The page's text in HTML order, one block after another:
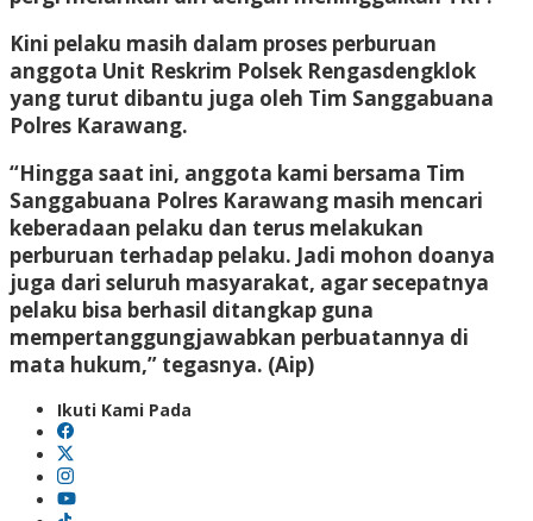
Kini pelaku masih dalam proses perburuan
anggota Unit Reskrim Polsek Rengasdengklok
yang turut dibantu juga oleh Tim Sanggabuana
Polres Karawang.
“Hingga saat ini, anggota kami bersama Tim
Sanggabuana Polres Karawang masih mencari
keberadaan pelaku dan terus melakukan
perburuan terhadap pelaku. Jadi mohon doanya
juga dari seluruh masyarakat, agar secepatnya
pelaku bisa berhasil ditangkap guna
mempertanggungjawabkan perbuatannya di
mata hukum,” tegasnya. (Aip)
Ikuti Kami Pada